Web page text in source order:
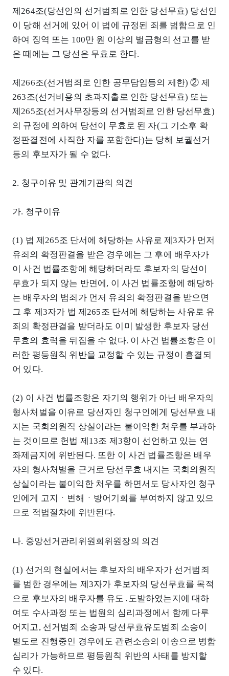
제264조(당선인의 선거범죄로 인한 당선무효) 당선인
이 당해 선거에 있어 이 법에 규정된 죄를 범함으로 인
하여 징역 또는 100만 원 이상의 벌금형의 선고를 받
은 때에는 그 당선은 무효로 한다.
제266조(선거범죄로 인한 공무담임등의 제한) ② 제
263조(선거비용의 초과지출로 인한 당선무효) 또는
제265조(선거사무장등의 선거범죄로 인한 당선무효)
의 규정에 의하여 당선이 무효로 된 자(그 기소후 확
정판결전에 사직한 자를 포함한다)는 당해 보궐선거
등의 후보자가 될 수 없다.
2. 청구이유 및 관계기관의 의견
가. 청구이유
(1) 법 제265조 단서에 해당하는 사유로 제3자가 먼저
유죄의 확정판결을 받은 경우에는 그 후에 배우자가
이 사건 법률조항에 해당하더라도 후보자의 당선이
무효가 되지 않는 반면에, 이 사건 법률조항에 해당하
는 배우자의 범죄가 먼저 유죄의 확정판결을 받으면
그 후 제3자가 법 제265조 단서에 해당하는 사유로 유
죄의 확정판결을 받더라도 이미 발생한 후보자 당선
무효의 효력을 뒤집을 수 없다. 이 사건 법률조항은 이
러한 평등원칙 위반을 교정할 수 있는 규정이 흠결되
어 있다.
(2) 이 사건 법률조항은 자기의 행위가 아닌 배우자의
형사처벌을 이유로 당선자인 청구인에게 당선무효 내
지는 국회의원직 상실이라는 불이익한 처우를 부과하
는 것이므로 헌법 제13조 제3항이 선언하고 있는 연
좌제금지에 위반된다. 또한 이 사건 법률조항은 배우
자의 형사처벌을 근거로 당선무효 내지는 국회의원직
상실이라는 불이익한 처우를 하면서도 당사자인 청구
인에게 고지ㆍ변해ㆍ방어기회를 부여하지 않고 있으
므로 적법절차에 위반된다.
나. 중앙선거관리위원회위원장의 의견
(1) 선거의 현실에서는 후보자의 배우자가 선거범죄
를 범한 경우에는 제3자가 후보자의 당선무효를 목적
으로 후보자의 배우자를 유도․도발하였는지에 대하
여도 수사과정 또는 법원의 심리과정에서 함께 다루
어지고, 선거범죄 소송과 당선무효유도범죄 소송이
별도로 진행중인 경우에도 관련소송의 이송으로 병합
심리가 가능하므로 평등원칙 위반의 사태를 방지할
수 있다.